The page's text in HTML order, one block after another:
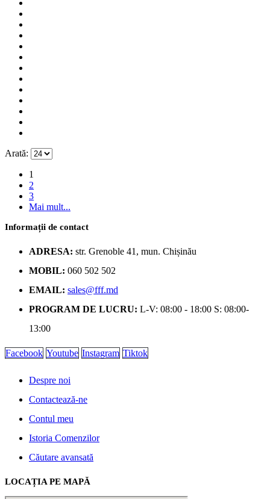
Arată:
1
2
3
Mai mult...
Informații de contact
ADRESA: str. Grenoble 41, mun. Chișinău
MOBIL: 060 502 502
EMAIL: sales@fff.md
PROGRAM DE LUCRU: L-V: 08:00 - 18:00 S: 08:00-
13:00
Facebook Youtube Instagram Tiktok
Despre noi
Contactează-ne
Contul meu
Istoria Comenzilor
Căutare avansată
LOCAȚIA PE MAPĂ